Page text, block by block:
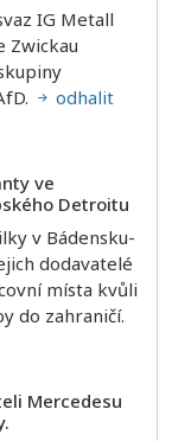
IG Metall
Zwickau
odhalit
ve
Detroitu
v Bádensku-
dodavatelé
místa kvůli
do zahraničí.
Mercedesu